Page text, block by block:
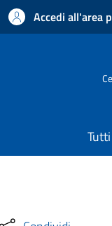
Accedi all'area